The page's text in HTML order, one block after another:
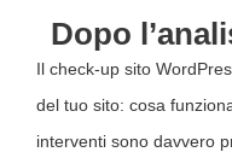
Dopo
Il check-up sito
del tuo sito: cosa
interventi sono davvero